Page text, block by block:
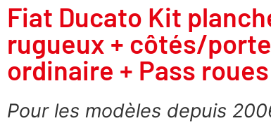
Fiat Ducato Kit
rugueux + côtés/
ordinaire + Pass roues
Pour les modèles depuis